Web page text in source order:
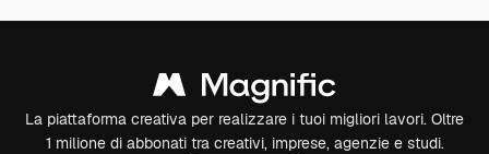
La piattaforma creativa per realizzare i tuoi migliori lavori. Oltre
1 milione di abbonati tra creativi, imprese, agenzie e studi.